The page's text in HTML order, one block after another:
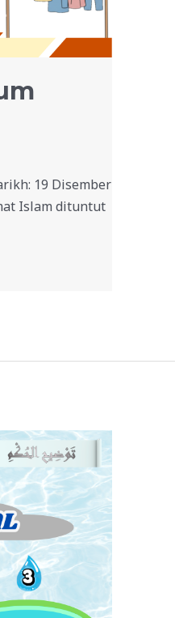
19 Disember
Islam dituntut